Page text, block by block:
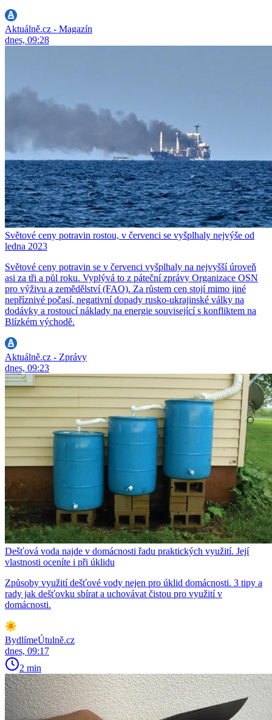
Aktuálně.cz - Magazín
dnes, 09:28
Světové ceny potravin rostou, v červenci se vyšplhaly nejvýše od
ledna 2023
Světové ceny potravin se v červenci vyšplhaly na nejvyšší úroveň
asi za tři a půl roku. Vyplývá to z páteční zprávy Organizace OSN
pro výživu a zemědělství (FAO). Za růstem cen stojí mimo jiné
nepříznivé počasí, negativní dopady rusko-ukrajinské války na
dodávky a rostoucí náklady na energie související s konfliktem na
Blízkém východě.
Aktuálně.cz - Zprávy
dnes, 09:23
Dešťová voda najde v domácnosti řadu praktických využití. Její
vlastnosti oceníte i při úklidu
Způsoby využití dešťové vody nejen pro úklid domácnosti. 3 tipy a
rady jak dešťovku sbírat a uchovávat čistou pro využití v
domácnosti.
BydlímeÚtulně.cz
dnes, 09:17
2 min